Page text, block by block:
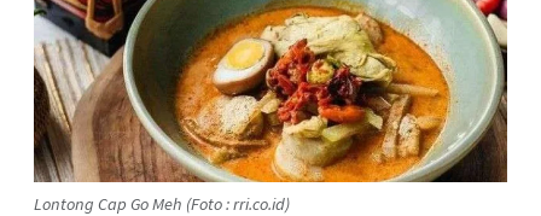
Lontong Cap Go Meh (Foto : rri.co.id)